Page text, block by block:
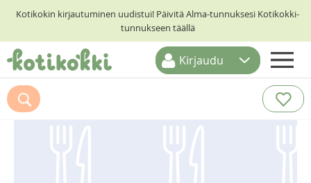
Kotikokin kirjautuminen uudistui! Päivitä Alma-tunnuksesi Kotikokki-
tunnukseen täällä
ETUSIVU
RESEPTIHAKU
Kirjaudu
Suosittelemme myös